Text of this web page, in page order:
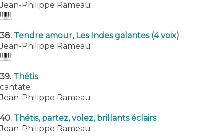
Jean-Philippe Rameau
38. Tendre amour, Les Indes galantes (4 voix)
Jean-Philippe Rameau
39. Thétis
cantate
Jean-Philippe Rameau
40. Thétis, partez, volez, brillants éclairs
Jean-Philippe Rameau